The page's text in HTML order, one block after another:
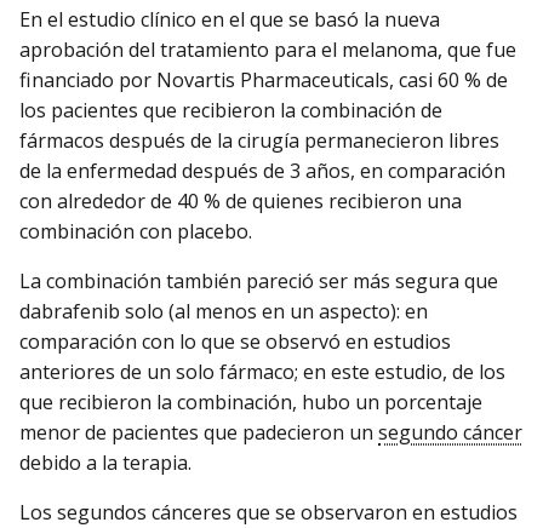
En el estudio clínico en el que se basó la nueva
aprobación del tratamiento para el melanoma, que fue
financiado por Novartis Pharmaceuticals, casi 60 % de
los pacientes que recibieron la combinación de
fármacos después de la cirugía permanecieron libres
de la enfermedad después de 3 años, en comparación
con alrededor de 40 % de quienes recibieron una
combinación con placebo.
La combinación también pareció ser más segura que
dabrafenib solo (al menos en un aspecto): en
comparación con lo que se observó en estudios
anteriores de un solo fármaco; en este estudio, de los
que recibieron la combinación, hubo un porcentaje
menor de pacientes que padecieron un segundo cáncer
debido a la terapia.
Los segundos cánceres que se observaron en estudios